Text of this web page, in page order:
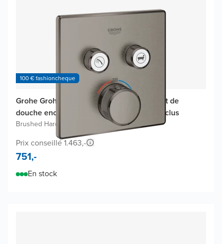
100 € fashioncheque
Grohe Grohtherm SmartControl thermostat de
douche encastré, élément encastré non inclus
Brushed Hard Graphite
Prix conseillé 1.463,-
751,-
En stock